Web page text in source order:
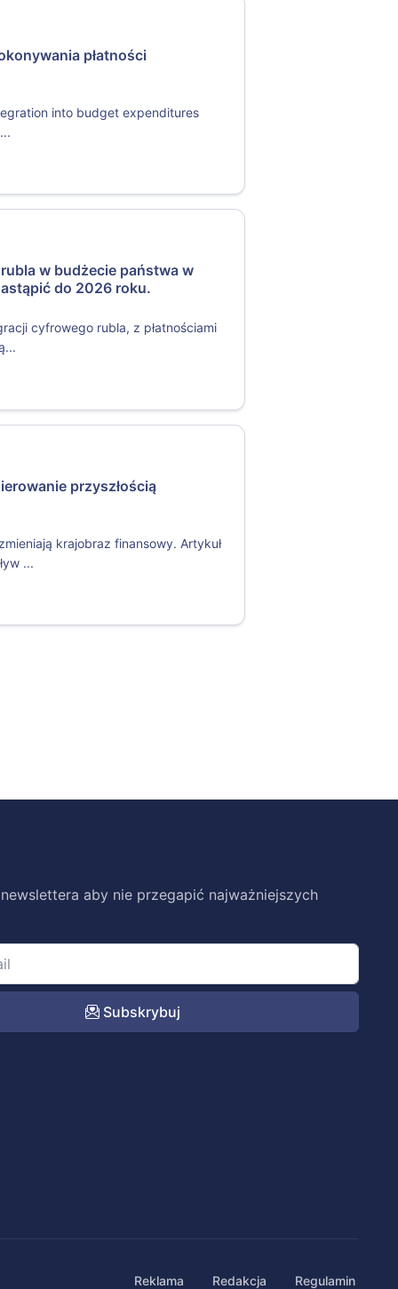
płatności
into budget expenditures
w budżecie państwa w
do 2026 roku.
cyfrowego rubla, z płatnościami
przyszłością
krajobraz finansowy. Artykuł
...
aby nie przegapić najważniejszych
Subskrybuj
Reklama Redakcja Regulamin